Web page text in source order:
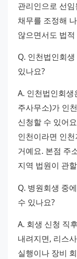
관리인으로 선
채무를 조정해
않으면서도 법
Q. 인천법인회
있나요?
A. 인천법인회
주사무소)가 인
신청할 수 있어
인천이라면 인
거예요. 본점 주
지역 법원이 관
Q. 병원회생 중
수 있나요?
A. 회생 신청 직
내려지면, 리스
실행이나 장비